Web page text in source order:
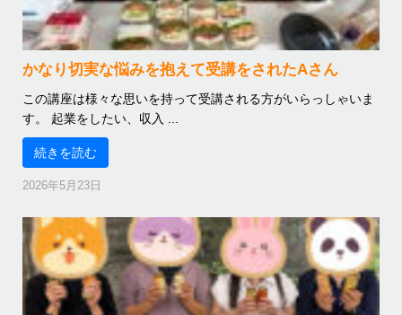
かなり切実な悩みを抱えて受講をされたAさん
この講座は様々な思いを持って受講される方がいらっしゃいま
す。 起業をしたい、収入 ...
続きを読む
2026年5月23日